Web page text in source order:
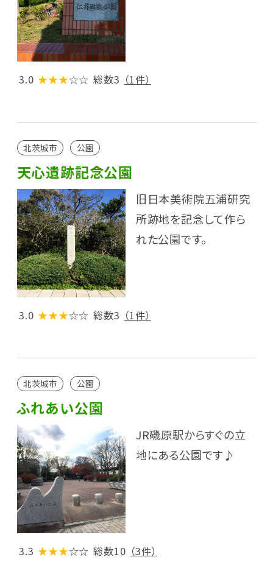
3.0 ★★★☆☆ 総数3 （1件）
北茨城市 公園
天心遺跡記念公園
旧日本美術院五浦研究
所跡地を記念して作ら
れた公園です。
3.0 ★★★☆☆ 総数3 （1件）
北茨城市 公園
ふれあい公園
JR磯原駅からすぐの立
地にある公園です♪
3.3 ★★★☆☆ 総数10 （3件）